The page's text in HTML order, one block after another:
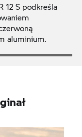
12 S podkreśla
aluminium.